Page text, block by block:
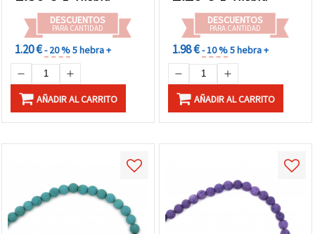
DESCUENTOS
PARA CANTIDAD
1.20 €- 20 %5 hebra +
AÑADIR AL CARRITO
Joyas Artesanales
DESCUENTOS
PARA CANTIDAD
1.98 €- 10 %5 hebra +
AÑADIR AL CARRITO